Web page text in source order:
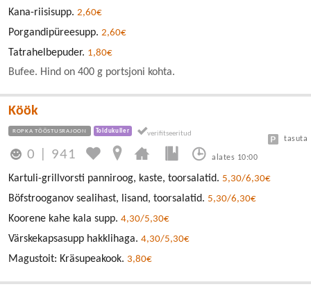
Kana-riisisupp. 2,60€
Porgandipüreesupp. 2,60€
Tatrahelbepuder. 1,80€
Bufee. Hind on 400 g portsjoni kohta.
Köök
ROPKA TÖÖSTUSRAJOON Toidukuller
0 941 alates 10:00
tasuta
Kartuli-grillvorsti panniroog, kaste, toorsalatid. 5,30/6,30€
Böfstrooganov sealihast, lisand, toorsalatid. 5,30/6,30€
Koorene kahe kala supp. 4,30/5,30€
Värskekapsasupp hakklihaga. 4,30/5,30€
Magustoit: Kräsupeakook. 3,80€